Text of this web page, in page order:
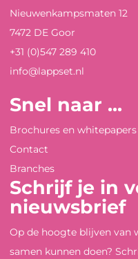
Nieuwenkampsmaten 12
7472 DE Goor
+31 (0)547 289 410
info@lappset.nl
Snel naar ...
Brochures en whitepapers
Contact
Branches
Schrijf je in
nieuwsbrief
Op de hoogte blijven van
samen kunnen doen?